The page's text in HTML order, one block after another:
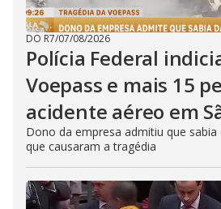
DO R7/07/08/2026
Polícia Federal
Voepass e mais 15
acidente aéreo em
Dono da empresa admitiu que sabia
que causaram a tragédia